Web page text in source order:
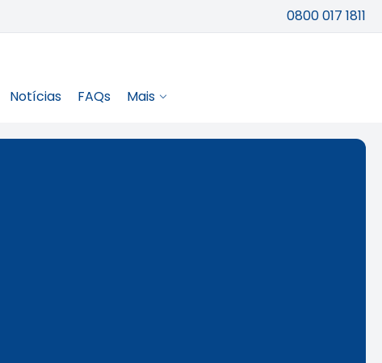
0800 017 1811
Notícias FAQs Mais